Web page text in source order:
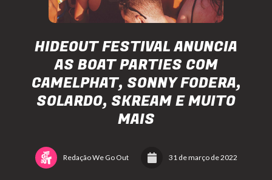
HIDEOUT FESTIVAL ANUNCIA
AS BOAT PARTIES COM
CAMELPHAT, SONNY FODERA,
SOLARDO, SKREAM E MUITO
MAIS
Redação We Go Out 31 de março de 2022